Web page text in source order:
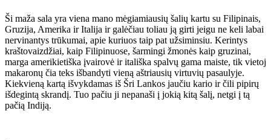
Ši maža sala yra viena mano mėgiamiausių šalių kartu su Filipinais,
Gruzija, Amerika ir Italija ir galėčiau toliau ją girti jeigu ne keli labai
nervinantys trūkumai, apie kuriuos taip pat užsiminsiu. Kerintys
kraštovaizdžiai, kaip Filipinuose, šarmingi žmonės kaip gruzinai,
marga amerikietiška įvairovė ir itališka spalvų gama maiste, tik vietoj
makaronų čia teks išbandyti vieną aštriausių virtuvių pasaulyje.
Kiekvieną kartą išvykdamas iš Šri Lankos jaučiu kario ir čili pipirų
išdegintą skrandį. Tuo pačiu ji nepanaši į jokią kitą šalį, netgi į tą
pačią Indiją.